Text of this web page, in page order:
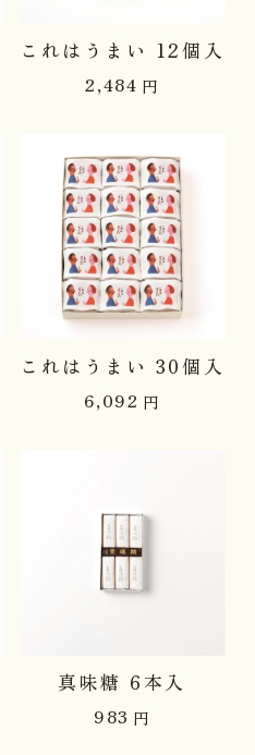
これはうまい 12個入
2,484 円
これはうまい 30個入
6,092 円
真味糖 6本入
983 円